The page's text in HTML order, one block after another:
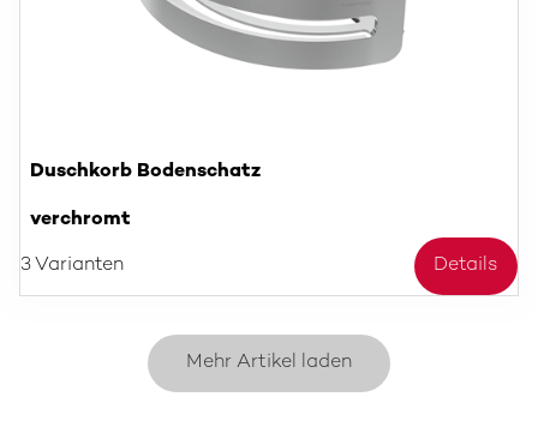
Duschkorb Bodenschatz
verchromt
3 Varianten Details
Mehr Artikel laden